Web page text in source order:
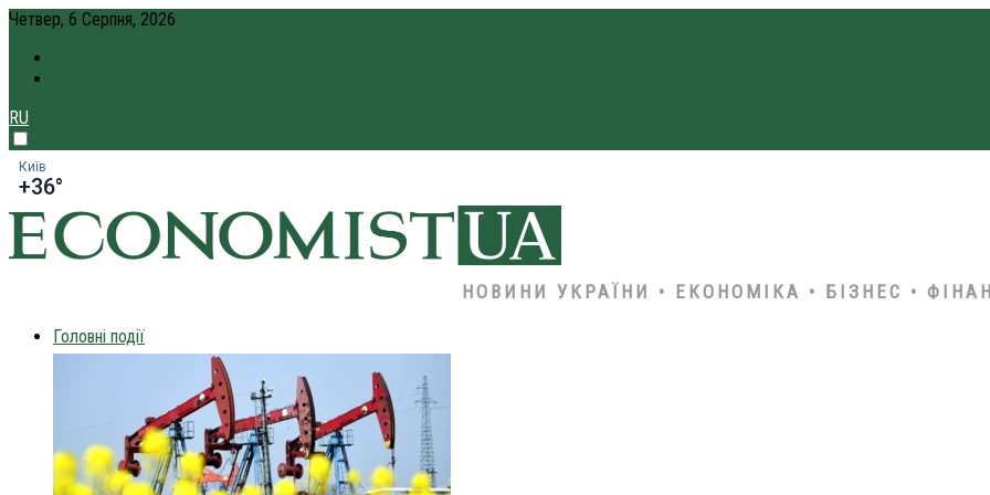
Четвер, 6 Серпня, 2026
RU
Київ
+36°
НОВИНИ УКРАЇНИ • ЕКОНОМІКА • БІЗНЕС •
Головні події